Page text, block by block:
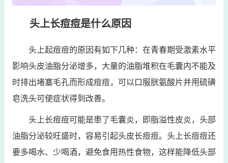
头上长痘痘是什么原因
头上起痘痘的原因有如下几种：在青春期受激素水平
影响头皮油脂分泌增多，大量的油脂堆积在毛囊内不能及
时排出堵塞毛孔而形成痘痘，可以口服胱氨酸片并用硫磺
皂洗头可使症状得到改善。
头上长痘痘可能是患了毛囊炎，即脂溢性皮炎，头部
油脂分泌较旺盛时，容易引起头皮长痘痘。头上长痘痘还
要多喝水、少喝酒，避免食用热性食物，这样能降低头部